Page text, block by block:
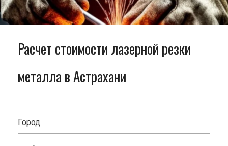
Расчет стоимости лазерной резки
металла в Астрахани
Город